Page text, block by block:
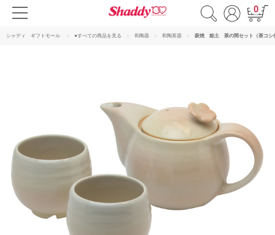
0
シャディ ギフトモール ●すべての商品を見る 和陶器 和陶茶器 萩焼 姫土 茶の間セット（茶コシ